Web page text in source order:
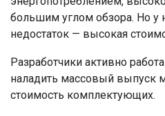
большим углом обзора. Но у
недостаток — высокая
Разработчики активно
наладить массовый выпуск
стоимость комплектующих.